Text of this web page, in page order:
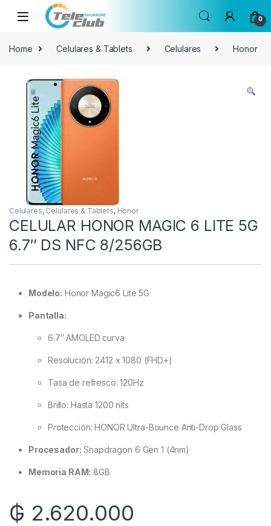
Skip to navigation
Skip to content
0
Home Celulares & Tablets Celulares Honor
Celulares, Celulares & Tablets, Honor
CELULAR HONOR MAGIC 6 LITE 5G
6.7″ DS NFC 8/256GB
Modelo: Honor Magic6 Lite 5G
Pantalla:
6.7″ AMOLED curva
Resolución: 2412 x 1080 (FHD+)
Tasa de refresco: 120Hz
Brillo: Hasta 1200 nits
Protección: HONOR Ultra-Bounce Anti-Drop Glass
Procesador: Snapdragon 6 Gen 1 (4nm)
Memoria RAM: 8GB
₲ 2.620.000